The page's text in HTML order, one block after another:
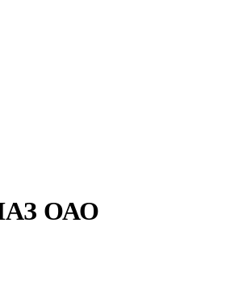
ОАО